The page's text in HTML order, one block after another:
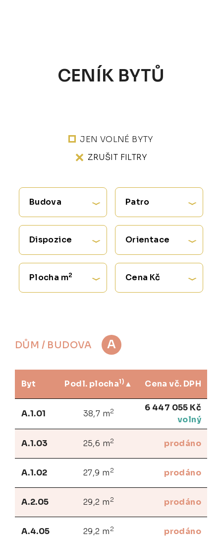
CENÍK BYTŮ
JEN VOLNÉ BYTY
ZRUŠIT FILTRY
Budova Patro
Dispozice Orientace
Plocha m2 Cena Kč
DŮM / BUDOVA A
Byt Podl. plocha1) Cena vč. DPH
A.1.01 38,7 m2
6 447 055 Kč
volný
A.1.03 25,6 m2 prodáno
A.1.02 27,9 m 2 prodáno
A.2.05 29,2 m 2 prodáno
A.4.05 29,2 m 2 prodáno